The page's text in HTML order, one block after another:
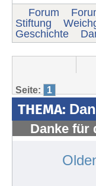
Forum
Stiftung
Geschichte
Seite: 1
THEMA:
Danke für